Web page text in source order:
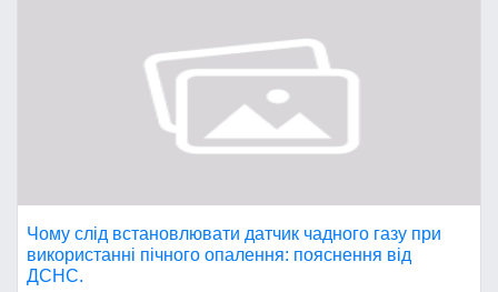
Чому слід встановлювати датчик чадного газу при
використанні пічного опалення: пояснення від
ДСНС.